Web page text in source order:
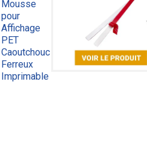
Mousse
pour
Affichage
PET
Caoutchouc
Ferreux
Imprimable